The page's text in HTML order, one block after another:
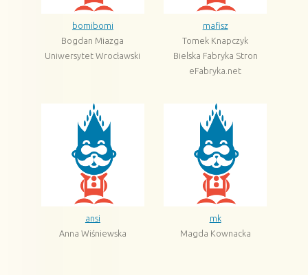
bomibomi
Bogdan Miazga
Uniwersytet Wrocławski
mafisz
Tomek Knapczyk
Bielska Fabryka Stron
eFabryka.net
ansi
Anna Wiśniewska
mk
Magda Kownacka